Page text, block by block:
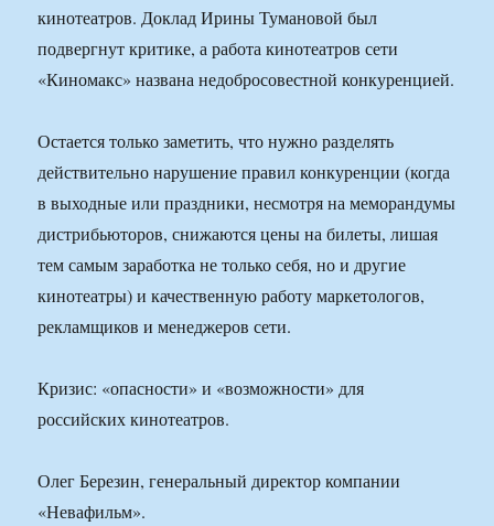
кинотеатров. Доклад Ирины Тумановой был
подвергнут критике, а работа кинотеатров сети
«Киномакс» названа недобросовестной конкуренцией.
Остается только заметить, что нужно разделять
действительно нарушение правил конкуренции (когда
в выходные или праздники, несмотря на меморандумы
дистрибьюторов, снижаются цены на билеты, лишая
тем самым заработка не только себя, но и другие
кинотеатры) и качественную работу маркетологов,
рекламщиков и менеджеров сети.
Кризис: «опасности» и «возможности» для
российских кинотеатров.
Олег Березин, генеральный директор компании
«Невафильм».